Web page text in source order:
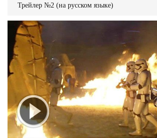
Трейлер №2 (на русском языке)